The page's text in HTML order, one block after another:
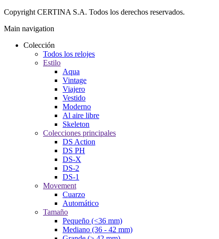
Copyright CERTINA S.A. Todos los derechos reservados.
Main navigation
Colección
Todos los relojes
Estilo
Aqua
Vintage
Viajero
Vestido
Moderno
Al aire libre
Skeleton
Colecciones principales
DS Action
DS PH
DS-X
DS-2
DS-1
Movement
Cuarzo
Automático
Tamaño
Pequeño (<36 mm)
Mediano (36 - 42 mm)